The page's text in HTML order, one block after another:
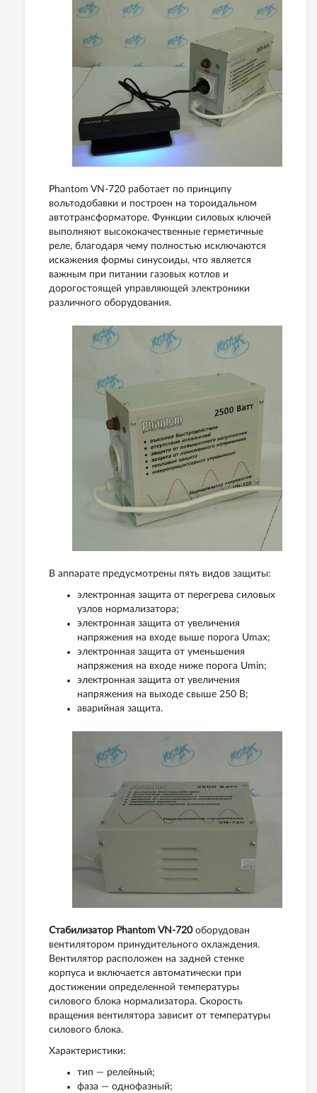
Phantom VN-720 работает по принципу
вольтодобавки и построен на тороидальном
автотрансформаторе. Функции силовых ключей
выполняют высококачественные герметичные
реле, благодаря чему полностью исключаются
искажения формы синусоиды, что является
важным при питании газовых котлов и
дорогостоящей управляющей электроники
различного оборудования.
В аппарате предусмотрены пять видов защиты:
электронная защита от перегрева силовых
узлов нормализатора;
электронная защита от увеличения
напряжения на входе выше порога Umax;
электронная защита от уменьшения
напряжения на входе ниже порога Umin;
электронная защита от увеличения
напряжения на выходе свыше 250 В;
аварийная защита.
Стабилизатор Phantom VN-720оборудован
вентилятором принудительного охлаждения.
Вентилятор расположен на задней стенке
корпуса и включается автоматически при
достижении определенной температуры
силового блока нормализатора. Скорость
вращения вентилятора зависит от температуры
силового блока.
Характеристики:
тип — релейный;
фаза — однофазный;